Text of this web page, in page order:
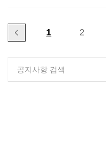
1 2
공지사항 검색